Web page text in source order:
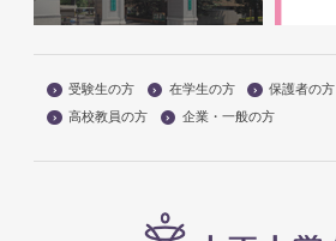
受験生の方 在学生の方 保護者の方
高校教員の方
企業・一般の方